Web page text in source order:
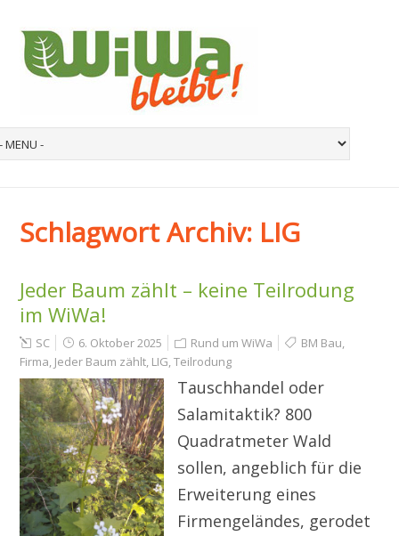
Schlagwort Archiv: LIG
Jeder Baum zählt – keine Teilrodung
im WiWa!
SC 6. Oktober 2025 Rund um WiWa BM Bau,
Firma, Jeder Baum zählt, LIG,Teilrodung
Tauschhandel oder
Salamitaktik? 800
Quadratmeter Wald
sollen, angeblich für die
Erweiterung eines
Firmengeländes, gerodet